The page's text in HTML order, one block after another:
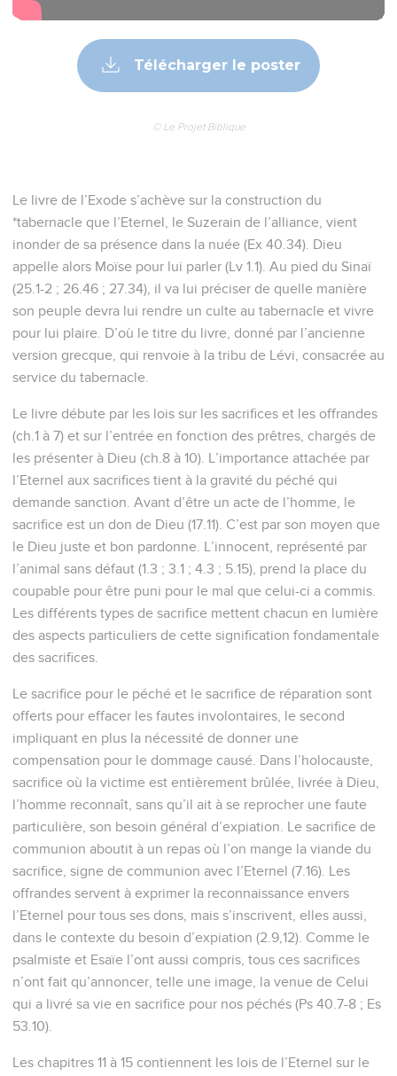
Télécharger le poster
© Le Projet Biblique
Le livre de l’Exode s’achève sur la construction du
*tabernacle que l’Eternel, le Suzerain de l’alliance, vient
inonder de sa présence dans la nuée (Ex 40.34). Dieu
appelle alors Moïse pour lui parler (Lv 1.1). Au pied du Sinaï
(25.1-2 ; 26.46 ; 27.34), il va lui préciser de quelle manière
son peuple devra lui rendre un culte au tabernacle et vivre
pour lui plaire. D’où le titre du livre, donné par l’ancienne
version grecque, qui renvoie à la tribu de Lévi, consacrée au
service du tabernacle.
Le livre débute par les lois sur les sacrifices et les offrandes
(ch.1 à 7) et sur l’entrée en fonction des prêtres, chargés de
les présenter à Dieu (ch.8 à 10). L’importance attachée par
l’Eternel aux sacrifices tient à la gravité du péché qui
demande sanction. Avant d’être un acte de l’homme, le
sacrifice est un don de Dieu (17.11). C’est par son moyen que
le Dieu juste et bon pardonne. L’innocent, représenté par
l’animal sans défaut (1.3 ; 3.1 ; 4.3 ; 5.15), prend la place du
coupable pour être puni pour le mal que celui-ci a commis.
Les différents types de sacrifice mettent chacun en lumière
des aspects particuliers de cette signification fondamentale
des sacrifices.
Le sacrifice pour le péché et le sacrifice de réparation sont
offerts pour effacer les fautes involontaires, le second
impliquant en plus la nécessité de donner une
compensation pour le dommage causé. Dans l’holocauste,
sacrifice où la victime est entièrement brûlée, livrée à Dieu,
l’homme reconnaît, sans qu’il ait à se reprocher une faute
particulière, son besoin général d’expiation. Le sacrifice de
communion aboutit à un repas où l’on mange la viande du
sacrifice, signe de communion avec l’Eternel (7.16). Les
offrandes servent à exprimer la reconnaissance envers
l’Eternel pour tous ses dons, mais s’inscrivent, elles aussi,
dans le contexte du besoin d’expiation (2.9,12). Comme le
psalmiste et Esaïe l’ont aussi compris, tous ces sacrifices
n’ont fait qu’annoncer, telle une image, la venue de Celui
qui a livré sa vie en sacrifice pour nos péchés (Ps 40.7-8 ; Es
53.10).
Les chapitres 11 à 15 contiennent les lois de l’Eternel sur le